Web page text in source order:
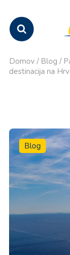
Domov / Blog /
destinacija na
Blog